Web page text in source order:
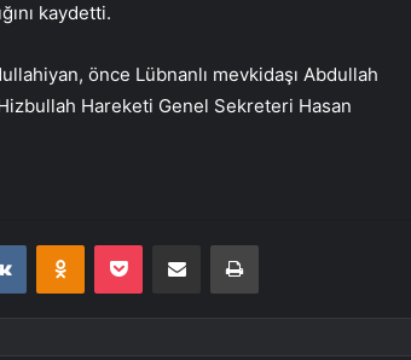
kaydetti.
önce Lübnanlı mevkidaşı Abdullah
Hareketi Genel Sekreteri Hasan
VKontakteOdnoklassniki
Pocket E-Posta ile paylaş Yazdır